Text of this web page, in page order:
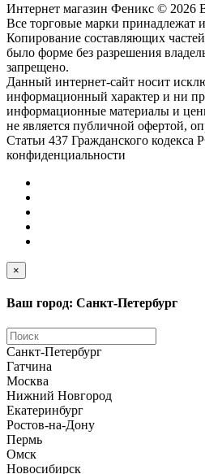
Интернет магазин Феникс © 2026
Все торговые марки принадлежат
Копирование составляющих
было форме без разрешения
запрещено.
Данный интернет-сайт носит
информационный характер и ни
информационные материалы и
не является публичной офертой,
Статьи 437 Гражданского кодекса
конфиденциальности
×
Ваш город: Санкт-Петербург
Санкт-Петербург
Гатчина
Москва
Нижний Новгород
Екатеринбург
Ростов-на-Дону
Пермь
Омск
Новосибирск